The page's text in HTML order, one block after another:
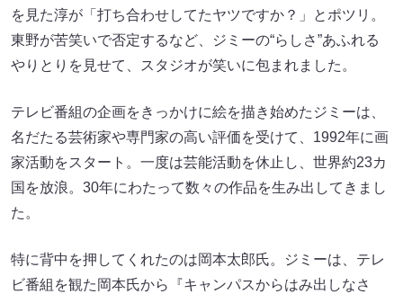
を見た淳が「打ち合わせしてたヤツですか？」とポツリ。
東野が苦笑いで否定するなど、ジミーの“らしさ”あふれる
やりとりを見せて、スタジオが笑いに包まれました。
テレビ番組の企画をきっかけに絵を描き始めたジミーは、
名だたる芸術家や専門家の高い評価を受けて、1992年に画
家活動をスタート。一度は芸能活動を休止し、世界約23カ
国を放浪。30年にわたって数々の作品を生み出してきまし
た。
特に背中を押してくれたのは岡本太郎氏。ジミーは、テレ
ビ番組を観た岡本氏から『キャンパスからはみ出しなさ